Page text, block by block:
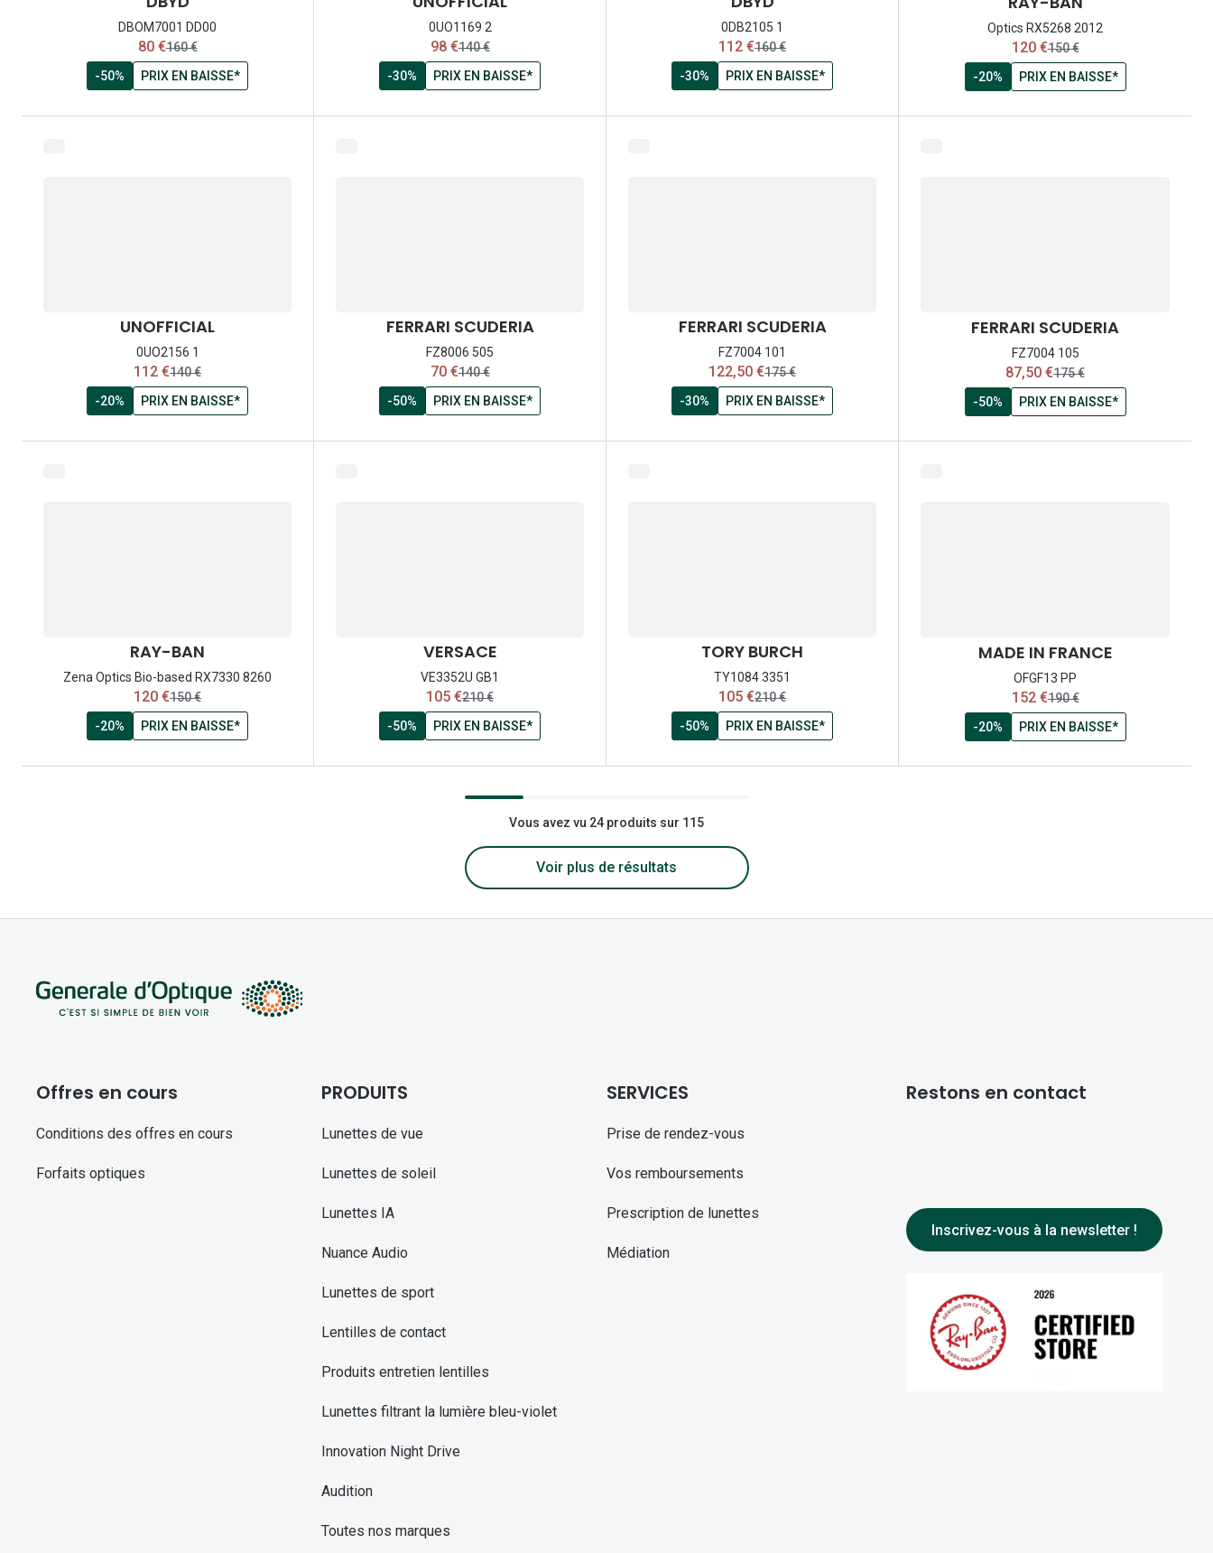
DBOM7001 DD00
maintenant:
80 €ancien prix:
160 €
-50%
PRIX EN BAISSE*
0UO1169 2
maintenant:
98 €ancien prix:
140 €
-30%
PRIX EN BAISSE*
0DB2105 1
maintenant:
112 €ancien prix:
160 €
-30%
PRIX EN BAISSE*
Optics RX5268 2012
maintenant:
120 €ancien prix:
150 €
-20%
PRIX EN BAISSE*
UNOFFICIAL
0UO2156 1
maintenant:
112 €ancien prix:
140 €
-20%
PRIX EN BAISSE*
FERRARI SCUDERIA
FZ8006 505
maintenant:
70 €ancien prix:
140 €
-50%
PRIX EN BAISSE*
FERRARI SCUDERIA
FZ7004 101
maintenant:
122,50 €ancien prix:
175 €
-30%
PRIX EN BAISSE*
FERRARI SCUDERIA
FZ7004 105
maintenant:
87,50 €ancien prix:
175 €
-50%
PRIX EN BAISSE*
RAY-BAN
Zena Optics Bio-based RX7330 8260
maintenant:
120 €ancien prix:
150 €
-20%
PRIX EN BAISSE*
VERSACE
VE3352U GB1
maintenant:
105 €ancien prix:
210 €
-50%
PRIX EN BAISSE*
TORY BURCH
TY1084 3351
maintenant:
105 €ancien prix:
210 €
-50%
PRIX EN BAISSE*
MADE IN FRANCE
OFGF13 PP
maintenant:
152 €ancien prix:
190 €
-20%
PRIX EN BAISSE*
Vous avez vu 24 produits sur 115
Voir plus de résultats
Offres en cours
Conditions des offres en cours
Forfaits optiques
PRODUITS
Lunettes de vue
Lunettes de soleil
Lunettes IA
Nuance Audio
Lunettes de sport
Lentilles de contact
Produits entretien lentilles
Lunettes filtrant la lumière bleu-violet
Innovation Night Drive
Audition
Toutes nos marques
SERVICES
Prise de rendez-vous
Vos remboursements
Prescription de lunettes
Médiation
Restons en contact
Inscrivez-vous à la newsletter !